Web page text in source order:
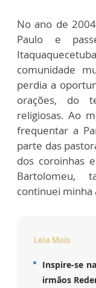
No ano de
Paulo e
comunidade
perdia a
orações, do
religiosas. Ao
frequentar a
parte das
dos coroinhas
Bartolomeu,
continuei minha
Leia Mais
Inspire-se
irmãos